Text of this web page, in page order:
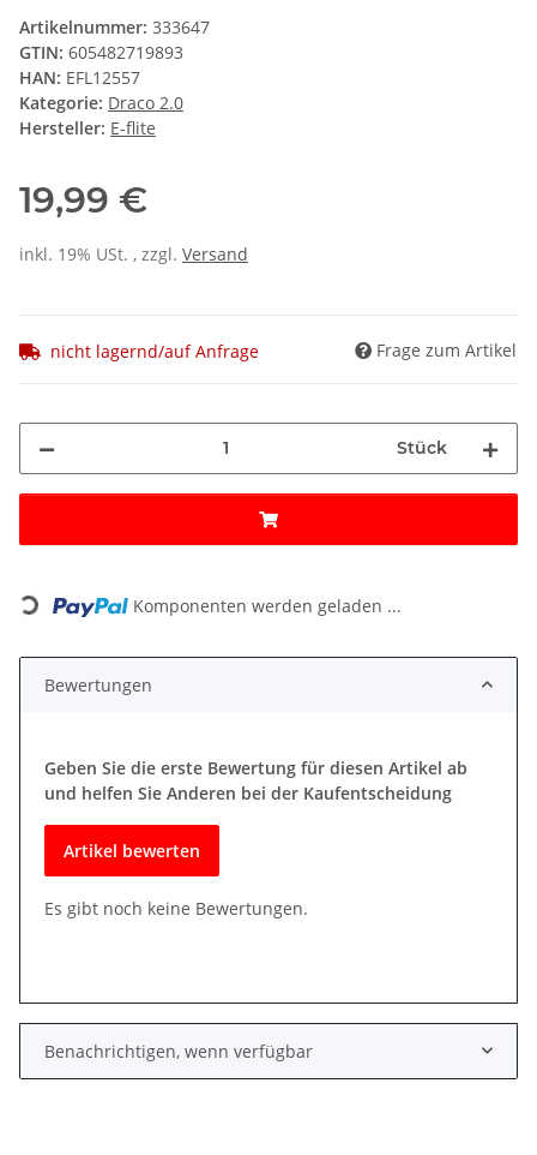
Artikelnummer: 333647
GTIN: 605482719893
HAN: EFL12557
Kategorie: Draco 2.0
Hersteller: E-flite
19,99 €
inkl. 19% USt. , zzgl. Versand
nicht lagernd/auf Anfrage Frage zum Artikel
Stück
Loading... Komponenten werden geladen ...
Bewertungen
Geben Sie die erste Bewertung für diesen Artikel ab
und helfen Sie Anderen bei der Kaufentscheidung
Artikel bewerten
Es gibt noch keine Bewertungen.
Benachrichtigen, wenn verfügbar